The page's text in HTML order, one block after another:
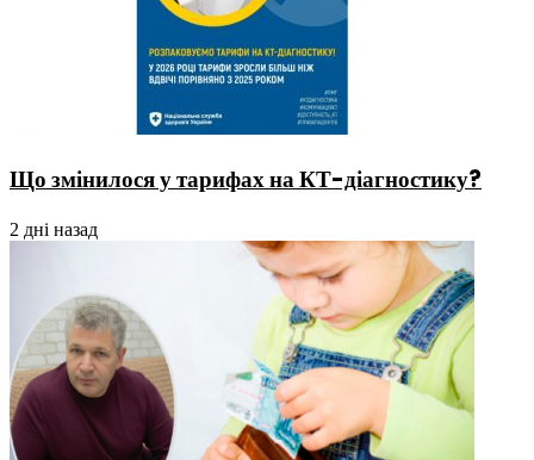
Що змінилося у тарифах на КТ-діагностику?
2 дні назад